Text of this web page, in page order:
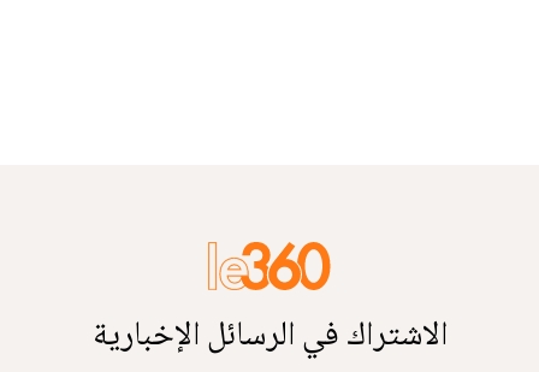
الاشتراك في الرسائل الإخبارية